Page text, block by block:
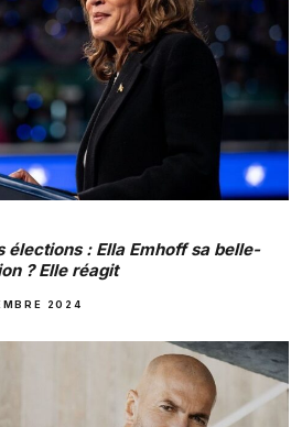
élections : Ella Emhoff sa belle-
? Elle réagit
2024